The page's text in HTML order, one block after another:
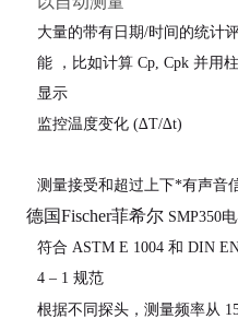
大量的带有日期/时间的统计
能 ，比如计算 Cp, Cpk 并用
显示
监控温度变化 (∆T/∆t)
测量接受和超过上下*有声音
德国Fischer菲希尔 SMP350电
符合 ASTM E 1004 和 DIN
4 – 1 规范
根据不同探头，测量频率从